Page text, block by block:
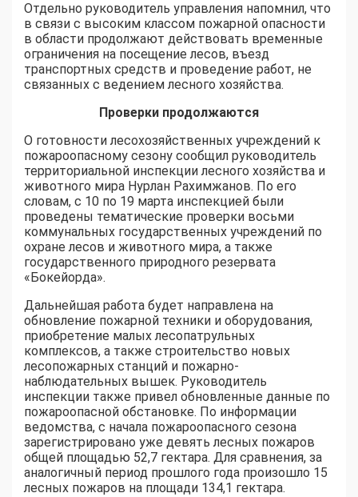
Отдельно руководитель управления напомнил, что
в связи с высоким классом пожарной опасности
в области продолжают действовать временные
ограничения на посещение лесов, въезд
транспортных средств и проведение работ, не
связанных с ведением лесного хозяйства.
Проверки продолжаются
О готовности лесохозяйственных учреждений к
пожароопасному сезону сообщил руководитель
территориальной инспекции лесного хозяйства и
животного мира Нурлан Рахимжанов. По его
словам, с 10 по 19 марта инспекцией были
проведены тематические проверки восьми
коммунальных государственных учреждений по
охране лесов и животного мира, а также
государственного природного резервата
«Бокейорда».
Дальнейшая работа будет направлена на
обновление пожарной техники и оборудования,
приобретение малых лесопатрульных
комплексов, а также строительство новых
лесопожарных станций и пожарно-
наблюдательных вышек. Руководитель
инспекции также привел обновленные данные по
пожароопасной обстановке. По информации
ведомства, с начала пожароопасного сезона
зарегистрировано уже девять лесных пожаров
общей площадью 52,7 гектара. Для сравнения, за
аналогичный период прошлого года произошло 15
лесных пожаров на площади 134,1 гектара.